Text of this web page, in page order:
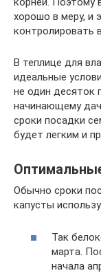
хорошо в меру, и
контролировать
В теплице для
идеальные
не один десяток
начинающему
сроки посадки
будет легким и
Обычно сроки
капусты
Так
марта.
начала